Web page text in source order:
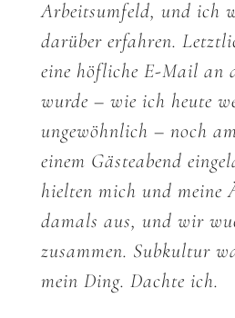
Arbeitsumfeld, und ich
darüber erfahren.
eine höfliche E-Mail an
wurde – wie ich heute
ungewöhnlich – noch
einem Gästeabend
hielten mich und meine
damals aus, und wir
zusammen. Subkultur
mein Ding. Dachte ich.